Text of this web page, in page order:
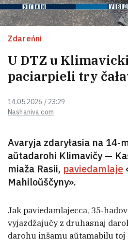
Zdareńni
Nashaniva.com
14.05.2026 / 23:29
U DTZ u
paciarpieli try
Avaryja zdaryłasia na
aŭtadarohi Klimavičy —
miaža Rasii, paviedamlaje
Mahiloŭščyny».
Jak paviedamlajecca,
vyjazdžajučy z druhasnaj
darohu inšamu aŭtamabilu
hrošy
Piać achoŭnikaŭ prykryvali
fatahrafavaŭsia ź viaskovaj
prajektam viartajecca ŭ
Biełaruskamu aktyvistu, jaki
va Ukrainie, zabaranili ŭjezd
Polšču na 10 hadoŭ
dumała, što heta
maksimum hod
3